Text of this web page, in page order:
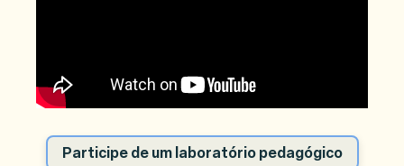
Participe de um laboratório pedagógico